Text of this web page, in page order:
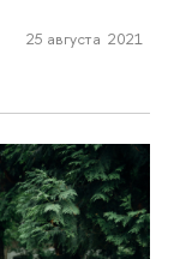
25 августа 2021